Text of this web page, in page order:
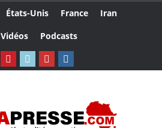
États-Unis France
Iran
Vidéos Podcasts